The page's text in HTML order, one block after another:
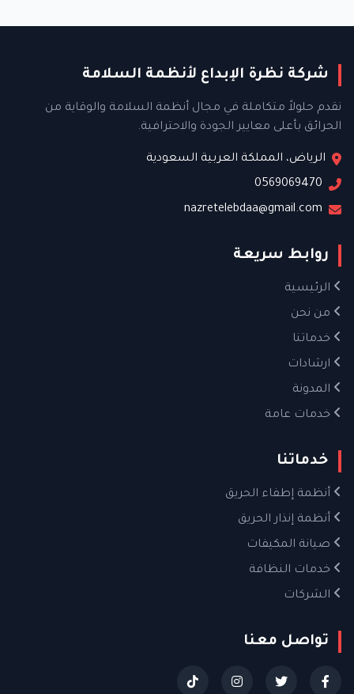
شركة نظرة الإبداع لأنظمة السلامة
نقدم حلولاً متكاملة في مجال أنظمة السلامة والوقاية من
الحرائق بأعلى معايير الجودة والاحترافية.
الرياض، المملكة العربية السعودية
0569069470
nazretelebdaa@gmail.com
روابط سريعة
الرئيسية
من نحن
خدماتنا
ارشادات
المدونة
خدمات عامة
خدماتنا
أنظمة إطفاء الحريق
أنظمة إنذار الحريق
صيانة المكيفات
خدمات النظافة
الشركات
تواصل معنا